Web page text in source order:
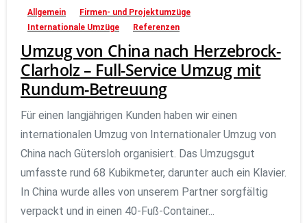
Allgemein
Firmen- und Projektumzüge
Internationale Umzüge
Referenzen
Umzug von China nach Herzebrock-
Clarholz – Full-Service Umzug mit
Rundum-Betreuung
Für einen langjährigen Kunden haben wir einen
internationalen Umzug von Internationaler Umzug von
China nach Gütersloh organisiert. Das Umzugsgut
umfasste rund 68 Kubikmeter, darunter auch ein Klavier.
In China wurde alles von unserem Partner sorgfältig
verpackt und in einen 40-Fuß-Container...